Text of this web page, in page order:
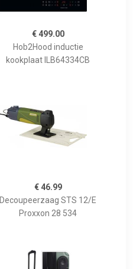
€ 499.00
Hob2Hood inductie
kookplaat ILB64334CB
€ 46.99
Decoupeerzaag STS 12/E
Proxxon 28 534